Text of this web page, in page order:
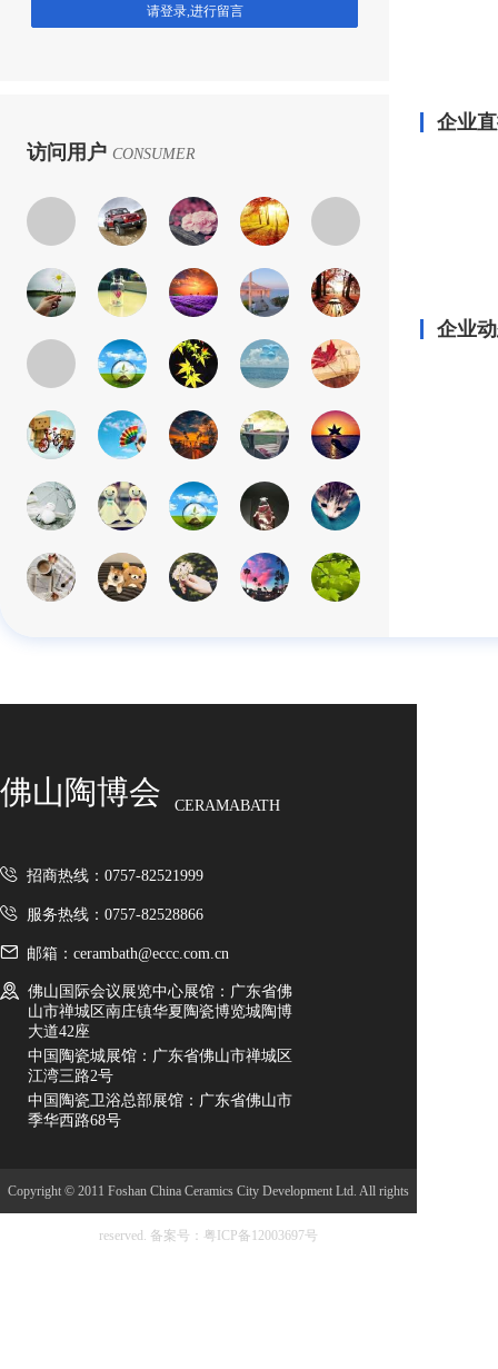
请登录,进行留言
访问用户 CONSUMER
企业
企业
佛山陶博会 CERAMABATH
招商热线：0757-82521999
服务热线：0757-82528866
邮箱：cerambath@eccc.com.cn
佛山国际会议展览中心展馆：广东省佛
山市禅城区南庄镇华夏陶瓷博览城陶博
大道42座
中国陶瓷城展馆：广东省佛山市禅城区
江湾三路2号
中国陶瓷卫浴总部展馆：广东省佛山市
季华西路68号
Copyright © 2011 Foshan China Ceramics City Development Ltd. All rights
reserved. 备案号：粤ICP备12003697号